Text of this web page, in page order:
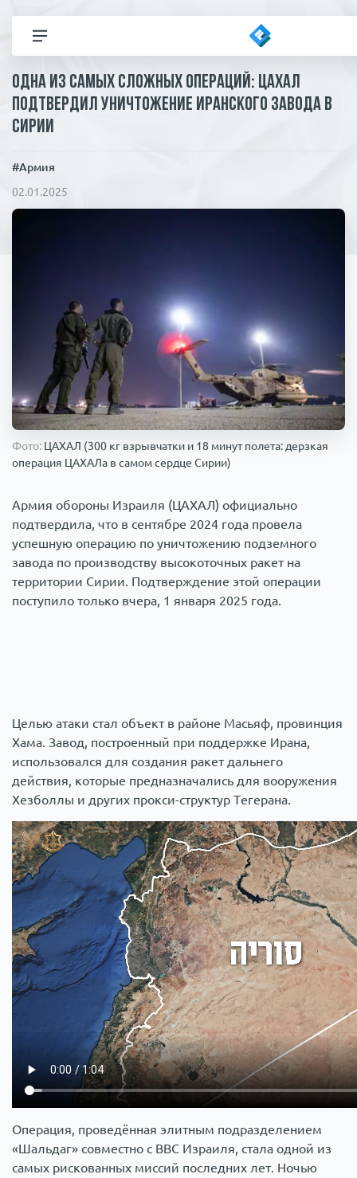
Все новости
Коронавирус
Происшествия
Армия
Одна из самых сложных операций: ЦАХАЛ
подтвердил уничтожение иранского завода в
Сирии
#Армия
02.01.2025
Фото: ЦАХАЛ (300 кг взрывчатки и 18 минут полета: дерзкая
операция ЦАХАЛа в самом сердце Сирии)
Армия обороны Израиля (ЦАХАЛ) официально
подтвердила, что в сентябре 2024 года провела
успешную операцию по уничтожению подземного
завода по производству высокоточных ракет на
территории Сирии. Подтверждение этой операции
поступило только вчера, 1 января 2025 года.
Целью атаки стал объект в районе Масьяф, провинция
Хама. Завод, построенный при поддержке Ирана,
использовался для создания ракет дальнего
действия, которые предназначались для вооружения
Хезболлы и других прокси-структур Тегерана.
Операция, проведённая элитным подразделением
«Шальдаг» совместно с ВВС Израиля, стала одной из
самых рискованных миссий последних лет. Ночью